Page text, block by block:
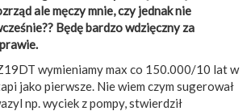
ale męczy mnie, czy jednak nie
Będę bardzo wdzięczny za
wymieniamy max co 150.000/10 lat w
jako pierwsze. Nie wiem czym sugerował
np. wyciek z pompy, stwierdził